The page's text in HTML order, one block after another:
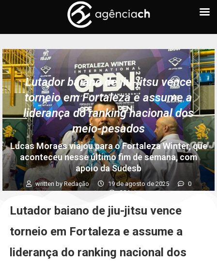
Lutador baiano de jiu-jitsu vence
torneio em Fortaleza e assume a
liderança do ranking nacional dos
meio-pesados
Lucas Moraes viajou para o Fortaleza Winter, que
aconteceu nesse último fim de semana, com
apoio da Sudesb
written byRedação 19 de agosto de 2025
0
comments
304views
Lutador baiano de jiu-jitsu vence
torneio em Fortaleza e assume a
liderança do ranking nacional dos